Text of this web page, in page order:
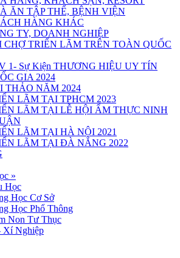
ĂN TẬP THỂ, BỆNH VIỆN
HÀNG KHÁC
TY, DOANH NGHIỆP
CHỢ TRIỂN LÃM TRÊN TOÀN QUỐC
1- Sự Kiện THƯƠNG HIỆU UY TÍN
GIA 2024
THẢO NĂM 2024
LÃM TẠI TPHCM 2023
LÃM TẠI LỄ HỘI ẨM THỰC NINH
LÃM TẠI HÀ NỘI 2021
LÃM TẠI ĐÀ NẴNG 2022
»
Học
Học Cơ Sở
Học Phổ Thông
Non Tư Thục
Xí Nghiệp